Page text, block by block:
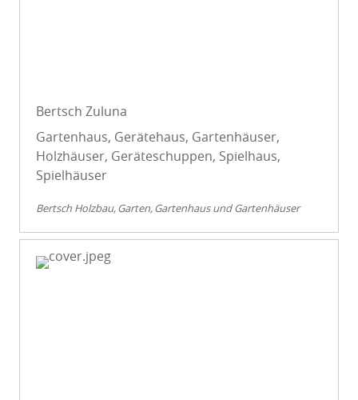
Bertsch Zuluna
Gartenhaus, Gerätehaus, Gartenhäuser,
Holzhäuser, Geräteschuppen, Spielhaus,
Spielhäuser
Bertsch Holzbau Garten Gartenhaus und Gartenhäuser